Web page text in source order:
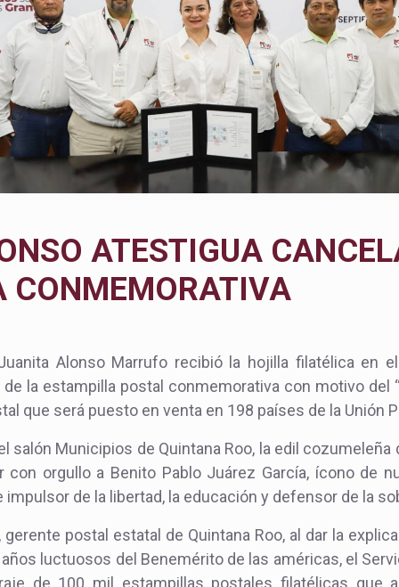
ATESTIGUA
CONMEMORATIVA
Alonso Marrufo recibió la hojilla filatélica en
la estampilla postal conmemorativa con motivo del
que será puesto en venta en 198 países de la Unión
salón Municipios de Quintana Roo, la edil
con orgullo a Benito Pablo Juárez García, ícono de
de la libertad, la educación y defensor de la
postal estatal de Quintana Roo, al dar la
luctuosos del Benemérito de las américas, el
de 100 mil estampillas postales filatélicas que